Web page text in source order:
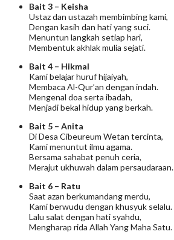
Bait 3 – Keisha
Ustaz dan ustazah membimbing kami,
Dengan kasih dan hati yang suci.
Menuntun langkah setiap hari,
Membentuk akhlak mulia sejati.
Bait 4 – Hikmal
Kami belajar huruf hijaiyah,
Membaca Al-Qur’an dengan indah.
Mengenal doa serta ibadah,
Menjadi bekal hidup yang berkah.
Bait 5 – Anita
Di Desa Cibeureum Wetan tercinta,
Kami menuntut ilmu agama.
Bersama sahabat penuh ceria,
Merajut ukhuwah dalam persaudaraan.
Bait 6 – Ratu
Saat azan berkumandang merdu,
Kami berwudu dengan khusyuk selalu.
Lalu salat dengan hati syahdu,
Mengharap rida Allah Yang Maha Satu.